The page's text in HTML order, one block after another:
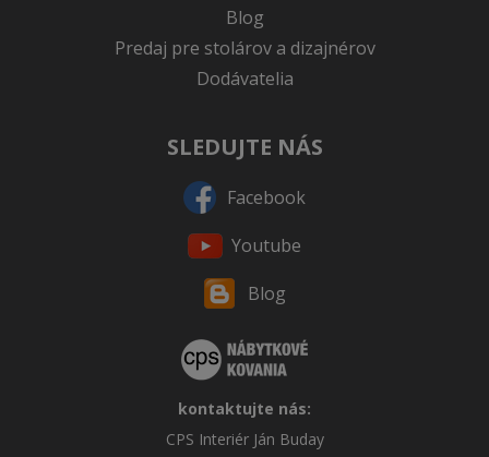
Blog
Predaj pre stolárov a dizajnérov
Dodávatelia
SLEDUJTE NÁS
Facebook
Youtube
Blog
kontaktujte nás:
CPS Interiér Ján Buday